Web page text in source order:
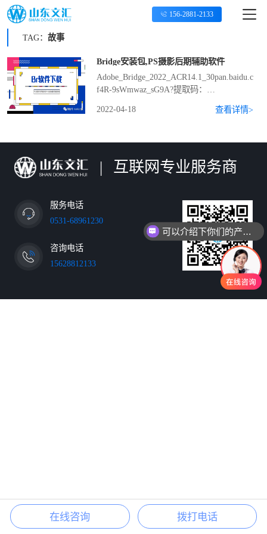
156-2881-2133
TAG： 故事
Bridge安装包,PS摄影后期辅助软件
f4R-9sWmwaz_sG9A?提取码：
提取码：1236Adobe_Br...
2022-04-18 查看详情>
| 互联网专业服务商
服务电话
0531-68961230
咨询电话
15628812133
在线咨询 拨打电话